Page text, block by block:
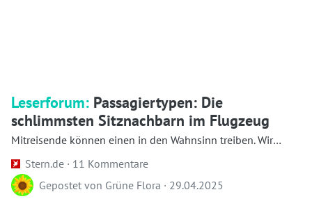
Leserforum: Passagiertypen: Die
schlimmsten Sitznachbarn im Flugzeug
Mitreisende können einen in den Wahnsinn treiben. Wir
Stern.de · 11 Kommentare
Gepostet von Grüne Flora · 29.04.2025